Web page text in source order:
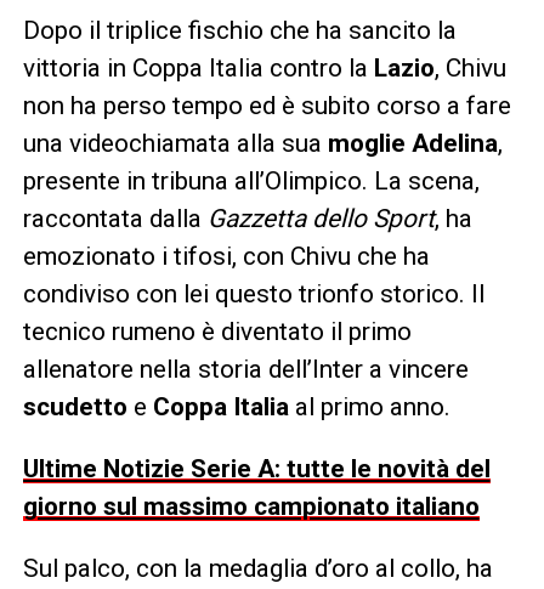
Dopo il triplice fischio che ha sancito la
vittoria in Coppa Italia contro la Lazio, Chivu
non ha perso tempo ed è subito corso a fare
una videochiamata alla sua moglie Adelina,
presente in tribuna all’Olimpico. La scena,
raccontata dalla Gazzetta dello Sport, ha
emozionato i tifosi, con Chivu che ha
condiviso con lei questo trionfo storico. Il
tecnico rumeno è diventato il primo
allenatore nella storia dell’Inter a vincere
scudetto e Coppa Italia al primo anno.
Ultime Notizie Serie A: tutte le novità del
giorno sul massimo campionato italiano
Sul palco, con la medaglia d’oro al collo, ha